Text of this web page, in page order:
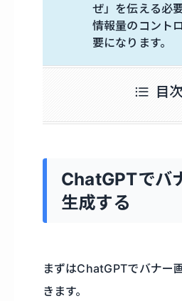
ぜ」を伝える必
情報量のコント
要になります。
目次
ChatGPTでバ
生成する
まずはChatGPTでバナー
きます。